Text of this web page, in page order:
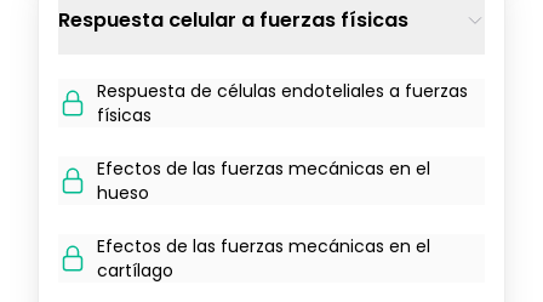
Respuesta celular a fuerzas físicas
Respuesta de células endoteliales a fuerzas
físicas
Efectos de las fuerzas mecánicas en el
hueso
Efectos de las fuerzas mecánicas en el
cartílago